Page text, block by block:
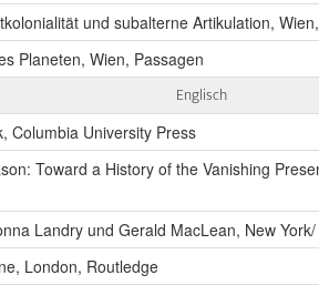
und subalterne Artikulation,
Planeten, Wien, Passagen
Englisch
Columbia University Press
Toward a History of the Vanishing
Landry und Gerald MacLean, New
London, Routledge